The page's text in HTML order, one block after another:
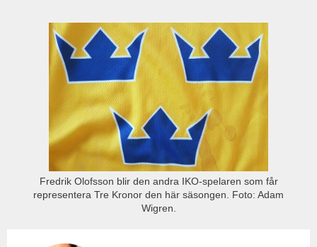
Fredrik Olofsson blir den andra IKO-spelaren som får
representera Tre Kronor den här säsongen. Foto: Adam
Wigren.